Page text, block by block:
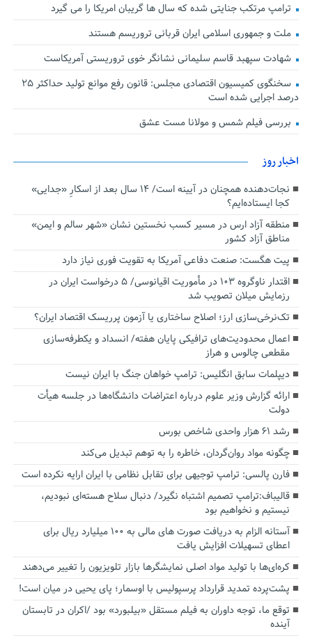
ترامپ مرتکب جنایتی شده که سال ها گریبان امریکا را می گیرد
ملت و جمهوری اسلامی ایران قربانی تروریسم هستند
شهادت سپهبد قاسم سلیمانی نشانگر خوی تروریستی آمریکاست
سخنگوی کمیسیون اقتصادی مجلس: قانون رفع موانع تولید حداکثر ۲۵
درصد اجرایی شده است
بررسی فیلم شمس و مولانا مست عشق
اخبار روز
نجات‌دهنده‌ همچنان در آیینه است/ ۱۴ سال بعد از اسکارِ «جدایی»
کجا ایستاده‌ایم؟
منطقه آزاد ارس در مسیر کسب نخستین نشان «شهر سالم و ایمن»
مناطق آزاد کشور
پیت هگست: صنعت دفاعی آمریکا به تقویت فوری نیاز دارد
اقتدار ناوگروه ۱۰۳ در مأموریت‌ اقیانوسی/ ۵ درخواست ایران در
رزمایش میلان تصویب شد
تک‌نرخی‌سازی ارز؛ اصلاح ساختاری یا آزمون پرریسک اقتصاد ایران؟
اعمال محدودیت‌های ترافیکی پایان هفته/ انسداد و یکطرفه‌سازی
مقطعی چالوس و هراز
دیپلمات سابق انگلیس:‌ ترامپ خواهان جنگ با ایران نیست
ارائه گزارش وزیر علوم درباره اعتراضات دانشگاه‌ها در جلسه هیأت
دولت
رشد ۶۱ هزار واحدی شاخص بورس
چگونه مواد روان‌گردان، خاطره را به توهم تبدیل می‌کند
فارن پالسی: ترامپ توجیهی برای تقابل نظامی با ایران ارایه نکرده است
قالیباف:ترامپ تصمیم اشتباه نگیرد/ دنبال سلاح هسته‌ای نبودیم،
نیستیم و نخواهیم بود
آستانه الزام به دریافت صورت های مالی به ۱۰۰ میلیارد ریال برای
اعطای تسهیلات افزایش یافت
کره‌ای‌ها با تولید مواد اصلی نمایشگرها بازار تلویزیون را تغییر می‌دهند
پشت‌پرده تمدید قرارداد پرسپولیس با اوسمار؛ پای یحیی در میان است!
توقع ما، توجه داوران به فیلم مستقل «بیلبورد» بود /اکران در تابستان
آینده